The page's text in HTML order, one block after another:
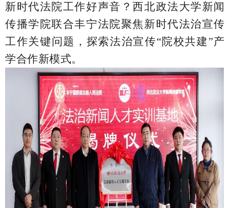
新时代法院工作好声音？西北政法大学新闻
传播学院联合丰宁法院聚焦新时代法治宣传
工作关键问题，探索法治宣传“院校共建”产
学合作新模式。